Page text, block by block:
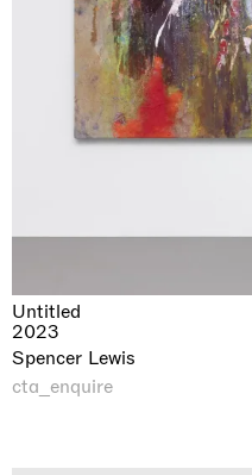
Untitled
2023
Spencer Lewis
cta_enquire